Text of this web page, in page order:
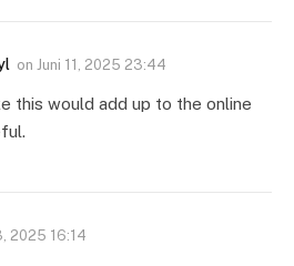
on Juni 11, 2025 23:44
this would add up to the online
2025 16:14